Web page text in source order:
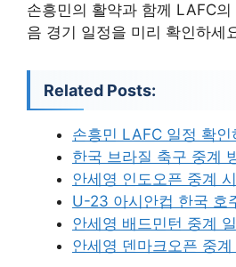
손흥민의 활약과 함께 LAFC
음 경기 일정을 미리 확인하세
Related Posts:
손흥민 LAFC 일정 확인
한국 브라질 축구 중계
안세영 인도오픈 중계
U-23 아시안컵 한국 호
안세영 배드민턴 중계
안세영 덴마크오픈 중계